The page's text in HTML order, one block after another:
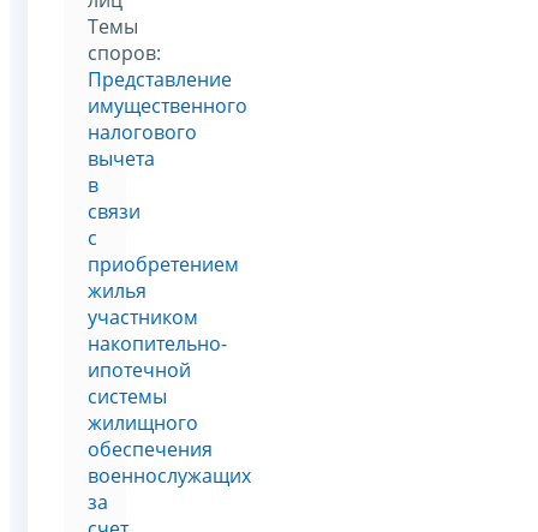
Темы
споров:
Представление
имущественного
налогового
вычета
в
связи
с
приобретением
жилья
участником
накопительно-
ипотечной
системы
жилищного
обеспечения
военнослужащих
за